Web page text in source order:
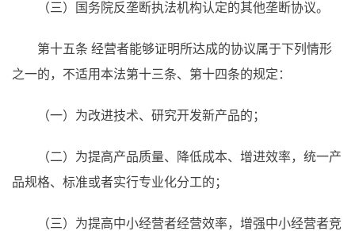
（三）国务院反垄断执法机构认定的其他垄断协议。
第十五条 经营者能够证明所达成的协议属于下列情形
之一的，不适用本法第十三条、第十四条的规定：
（一）为改进技术、研究开发新产品的；
（二）为提高产品质量、降低成本、增进效率，统一产
品规格、标准或者实行专业化分工的；
（三）为提高中小经营者经营效率，增强中小经营者竞